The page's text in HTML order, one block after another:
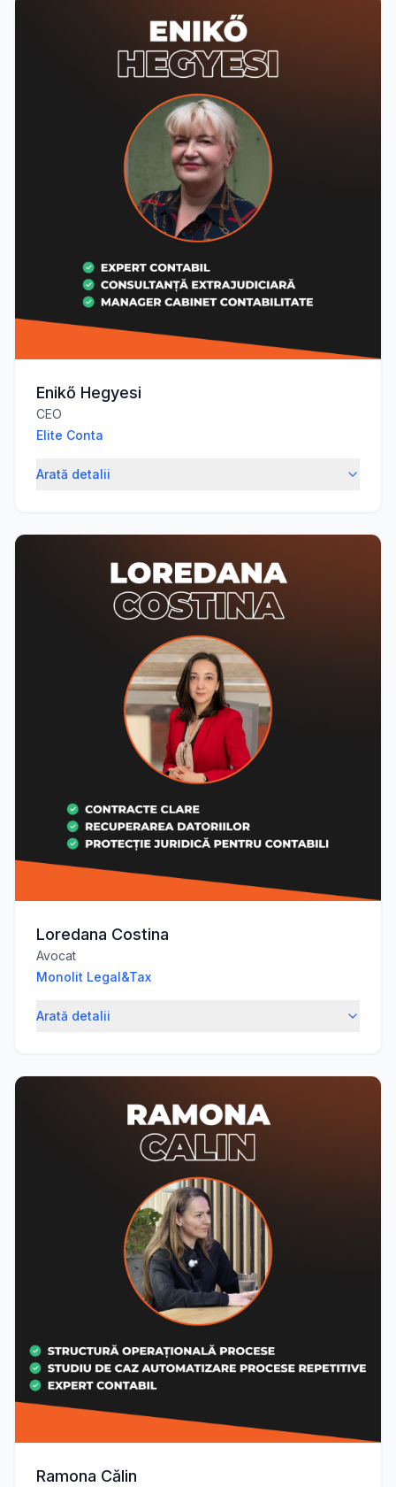
Enikő Hegyesi
CEO
Elite Conta
Arată detalii
Loredana Costina
Avocat
Monolit Legal&Tax
Arată detalii
Ramona Călin